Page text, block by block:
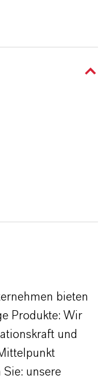
bieten
Produkte: Wir
und
Sie: unsere